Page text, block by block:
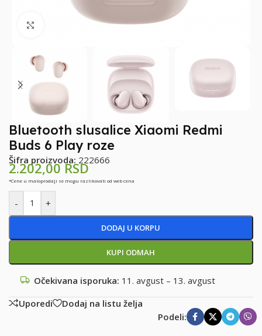
Klikni za uvećanje
Bluetooth slusalice Xiaomi Redmi
Buds 6 Play roze
Šifra proizvoda: 222666
2.202,00RSD
*Cene u maloprodaji se mogu razlikovati od web cena
- +
DODAJ U KORPU
KUPI ODMAH
Očekivana isporuka: 11. avgust – 13. avgust
Uporedi
Dodaj na listu želja
Podeli: